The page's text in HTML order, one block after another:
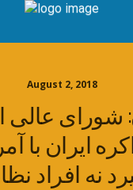
August 2, 2018
شورای عالی
ایران با
نه افراد